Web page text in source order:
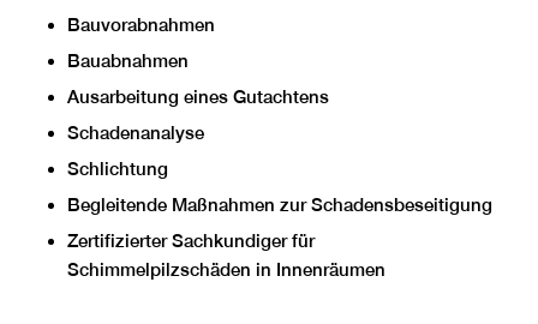
Bauvorabnahmen
Bauabnahmen
Ausarbeitung eines Gutachtens
Schadenanalyse
Schlichtung
Begleitende Maßnahmen zur Schadensbeseitigung
Zertifizierter Sachkundiger für
Schimmelpilzschäden in Innenräumen